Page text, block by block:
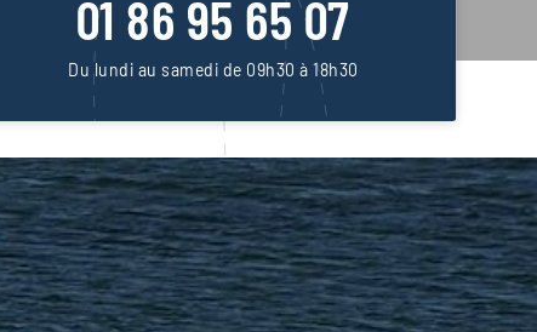
01 86 95 65 07
Du lundi au samedi de 09h30 à 18h30